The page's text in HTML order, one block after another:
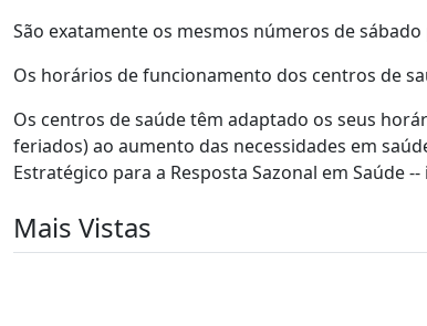
São exatamente os mesmos números de
Os horários de funcionamento dos centros de
Os centros de saúde têm adaptado os seus
feriados) ao aumento das necessidades em
Estratégico para a Resposta Sazonal em Saúde
Mais Vistas